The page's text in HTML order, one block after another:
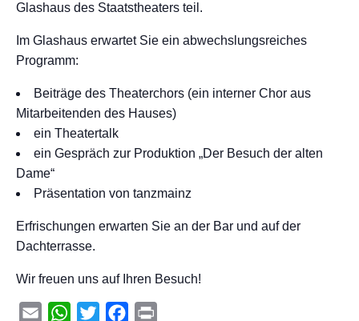
Glashaus des Staatstheaters teil.
Im Glashaus erwartet Sie ein abwechslungsreiches
Programm:
Beiträge des Theaterchors (ein interner Chor aus
Mitarbeitenden des Hauses)
ein Theatertalk
ein Gespräch zur Produktion „Der Besuch der alten
Dame“
Präsentation von tanzmainz
Erfrischungen erwarten Sie an der Bar und auf der
Dachterrasse.
Wir freuen uns auf Ihren Besuch!
Email WhatsApp
Twitter Facebook